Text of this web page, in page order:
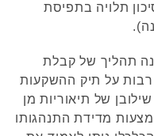
תלויה בתפיסת
תהליך של קבלת
על תיק ההשקעות
של תיאוריות מן
מדידת התנהגותו